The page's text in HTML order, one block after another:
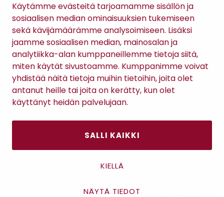
Käytämme evästeitä tarjoamamme sisällön ja
sosiaalisen median ominaisuuksien tukemiseen
sekä kävijämäärämme analysoimiseen. Lisäksi
jaamme sosiaalisen median, mainosalan ja
analytiikka-alan kumppaneillemme tietoja siitä,
miten käytät sivustoamme. Kumppanimme voivat
yhdistää näitä tietoja muihin tietoihin, joita olet
antanut heille tai joita on kerätty, kun olet
käyttänyt heidän palvelujaan.
SALLI KAIKKI
KIELLÄ
NÄYTÄ TIEDOT
Antinkatu 17, 28100 Pori
Sopimusehdot
Tietosuojaseloste
Maksutavat